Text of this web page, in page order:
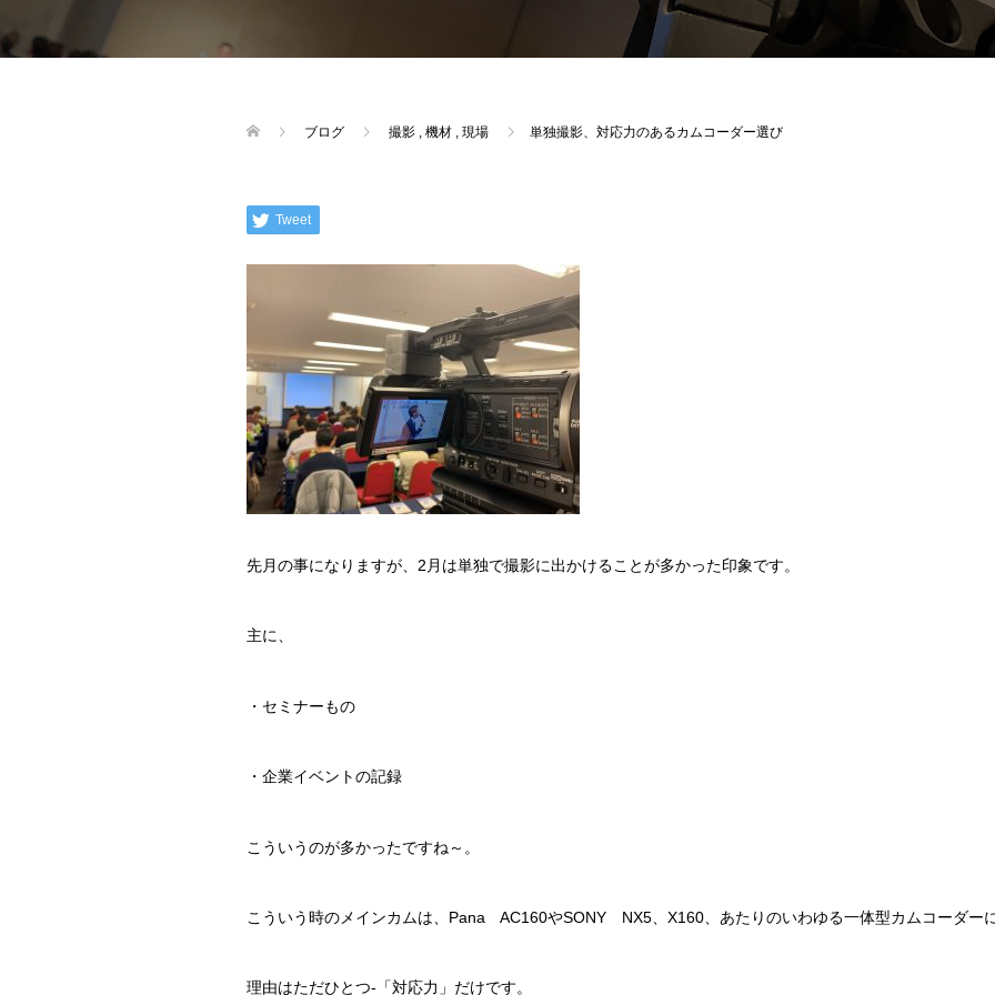
ブログ 撮影 機材 現場 単独撮影、対応力のあるカムコーダー選び
Tweet
先月の事になりますが、2月は単独で撮影に出かけることが多かった印象です。
主に、
・セミナーもの
・企業イベントの記録
こういうのが多かったですね～。
こういう時のメインカムは、Pana AC160やSONY NX5、X160、あたりのいわゆる一体型カムコーダーに
理由はただひとつ-「対応力」だけです。